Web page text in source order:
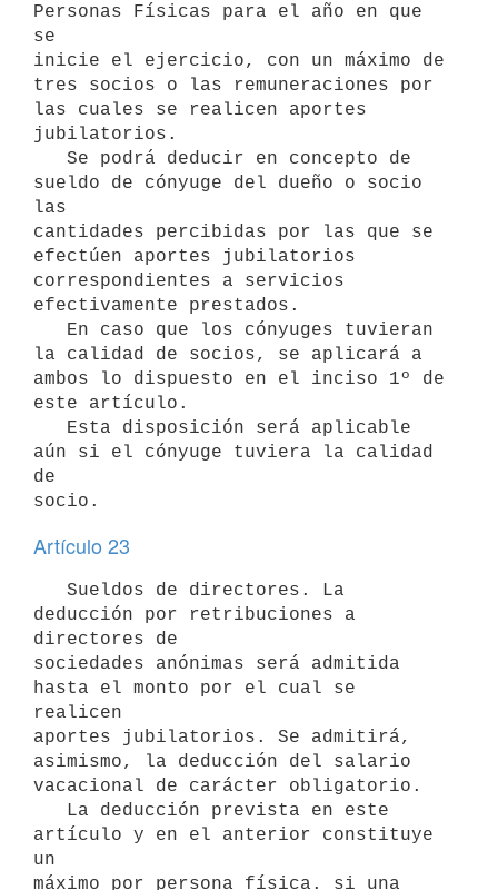
Personas Físicas para el año en que
se
inicie el ejercicio, con un máximo de
tres socios o las remuneraciones por
las cuales se realicen aportes
jubilatorios.
sueldo de cónyuge del dueño o socio
las
cantidades percibidas por las que se
efectúen aportes jubilatorios
correspondientes a servicios
efectivamente prestados.
la calidad de socios, se aplicará a
ambos lo dispuesto en el inciso 1º de
este artículo.
aún si el cónyuge tuviera la calidad
de
socio.
Artículo 23
deducción por retribuciones a
directores de
sociedades anónimas será admitida
hasta el monto por el cual se
realicen
aportes jubilatorios. Se admitirá,
asimismo, la deducción del salario
vacacional de carácter obligatorio.
artículo y en el anterior constituye
un
máximo por persona física. si una